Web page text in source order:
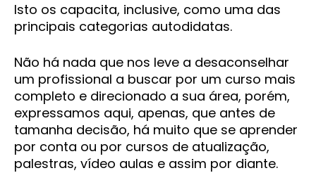
Isto os capacita, inclusive, como uma das
principais categorias autodidatas.
Não há nada que nos leve a desaconselhar
um profissional a buscar por um curso mais
completo e direcionado a sua área, porém,
expressamos aqui, apenas, que antes de
tamanha decisão, há muito que se aprender
por conta ou por cursos de atualização,
palestras, vídeo aulas e assim por diante.